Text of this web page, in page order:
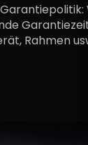
Rahmen